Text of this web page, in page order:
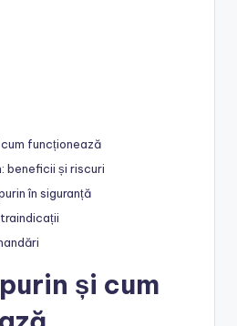
funcționează
beneficii și riscuri
în siguranță
și cum